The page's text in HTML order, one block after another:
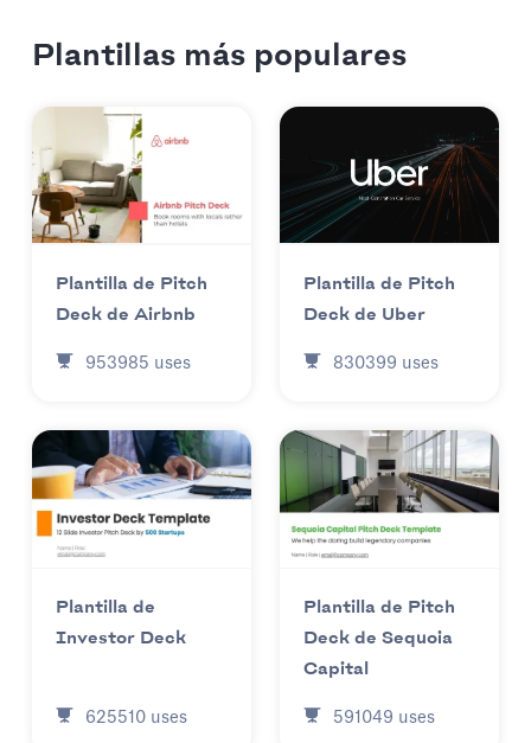
Plantillas más populares
Plantilla de Pitch
Deck de Airbnb
953985 uses
Plantilla de Pitch
Deck de Uber
830399 uses
Plantilla de
Investor Deck
625510 uses
Plantilla de Pitch
Deck de Sequoia
Capital
591049 uses